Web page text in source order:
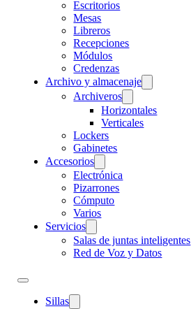
Escritorios
Mesas
Libreros
Recepciones
Módulos
Credenzas
Archivo y almacenaje
Archiveros
Horizontales
Verticales
Lockers
Gabinetes
Accesorios
Electrónica
Pizarrones
Cómputo
Varios
Servicios
Salas de juntas inteligentes
Red de Voz y Datos
Sillas